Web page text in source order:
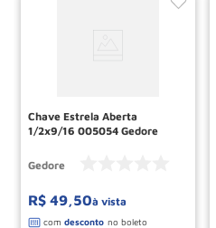
Chave Estrela Aberta
1/2x9/16 005054 Gedore
Gedore
R$ 49,50à vista